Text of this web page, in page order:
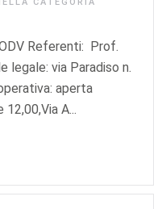
Referenti: Prof.
legale: via Paradiso n.
aperta
A...